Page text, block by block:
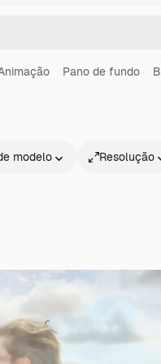
Pano de fundo
modelo Resolução